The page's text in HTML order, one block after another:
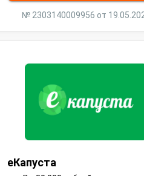
№ 2303140009956 от
еКапуста